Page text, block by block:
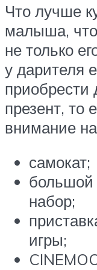
Что лучше
малыша,
не только
у дарителя
приобрести
презент, то
внимание
самокат;
большой
набор;
игры;